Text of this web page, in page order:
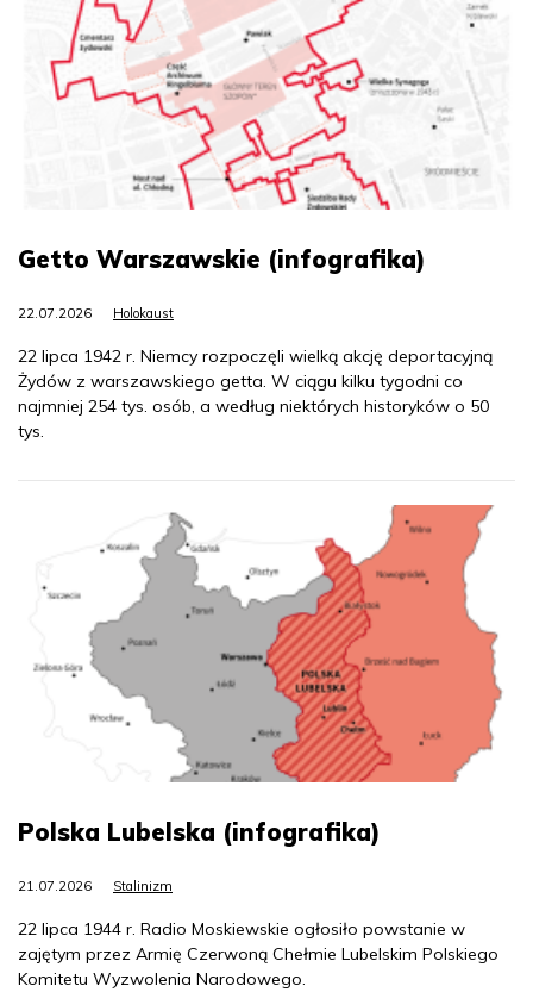
Getto Warszawskie (infografika)
22.07.2026 Holokaust
22 lipca 1942 r. Niemcy rozpoczęli wielką akcję deportacyjną
Żydów z warszawskiego getta. W ciągu kilku tygodni co
najmniej 254 tys. osób, a według niektórych historyków o 50
tys.
Polska Lubelska (infografika)
21.07.2026 Stalinizm
22 lipca 1944 r. Radio Moskiewskie ogłosiło powstanie w
zajętym przez Armię Czerwoną Chełmie Lubelskim Polskiego
Komitetu Wyzwolenia Narodowego.